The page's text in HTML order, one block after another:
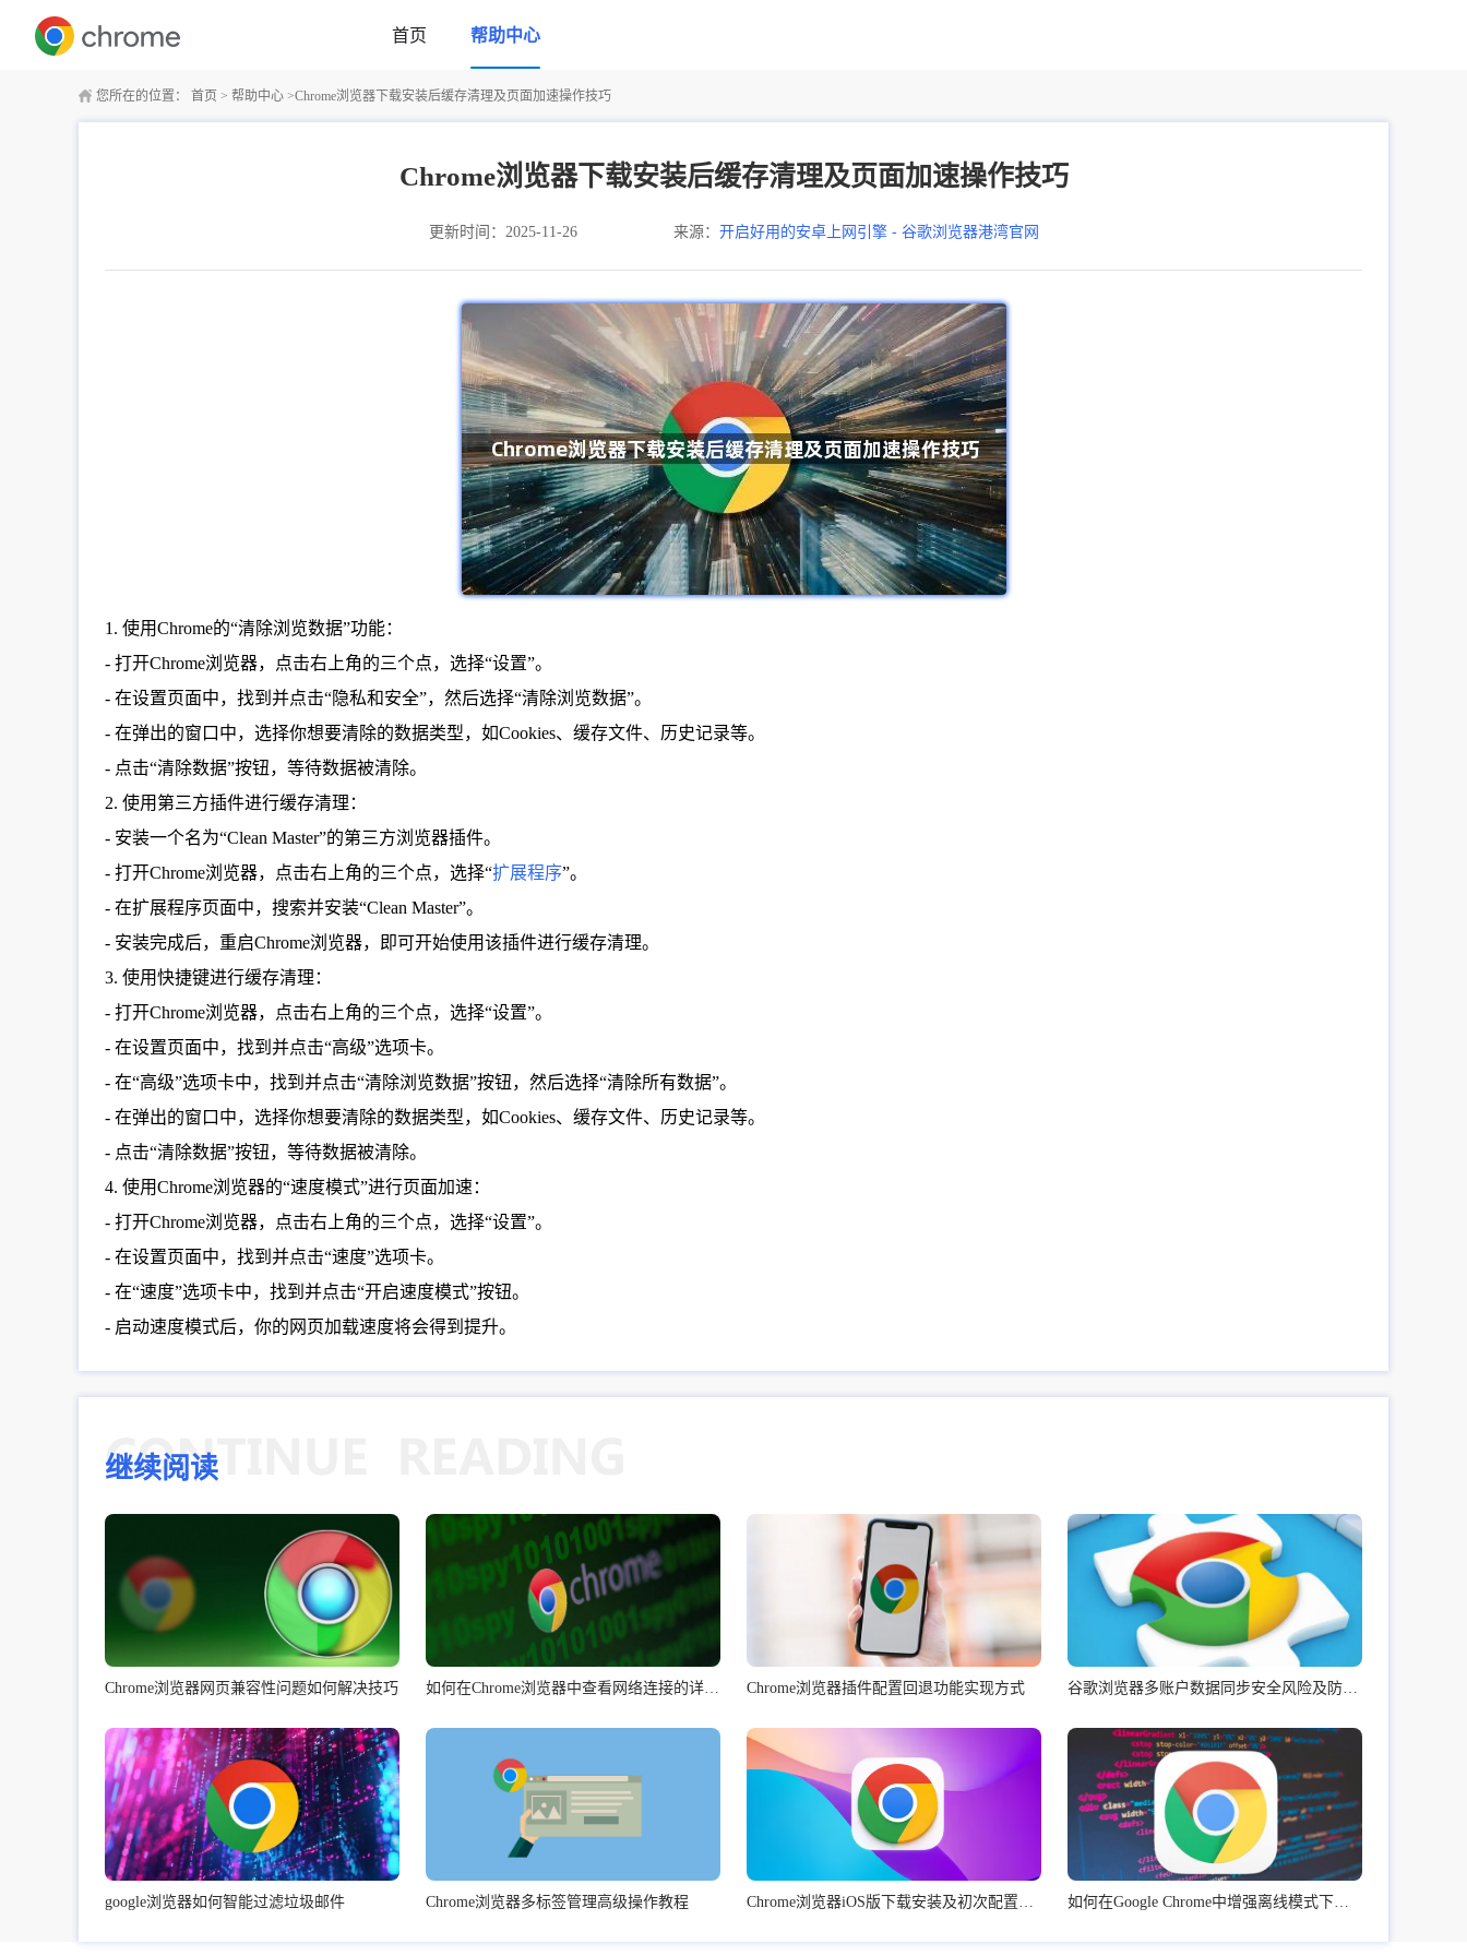
首页 帮助中心
您所在的位置： 首页 > 帮助中心 >Chrome浏览器下载安装后缓存清理及页面加速操作技巧
Chrome浏览器下载安装后缓存清理及页面加速操作技巧
更新时间：2025-11-26 来源： 开启好用的安卓上网引擎 - 谷歌浏览器港湾官网
1. 使用Chrome的“清除浏览数据”功能：
- 打开Chrome浏览器，点击右上角的三个点，选择“设置”。
- 在设置页面中，找到并点击“隐私和安全”，然后选择“清除浏览数据”。
- 在弹出的窗口中，选择你想要清除的数据类型，如Cookies、缓存文件、历史记录等。
- 点击“清除数据”按钮，等待数据被清除。
2. 使用第三方插件进行缓存清理：
- 安装一个名为“Clean Master”的第三方浏览器插件。
- 打开Chrome浏览器，点击右上角的三个点，选择“扩展程序”。
- 在扩展程序页面中，搜索并安装“Clean Master”。
- 安装完成后，重启Chrome浏览器，即可开始使用该插件进行缓存清理。
3. 使用快捷键进行缓存清理：
- 打开Chrome浏览器，点击右上角的三个点，选择“设置”。
- 在设置页面中，找到并点击“高级”选项卡。
- 在“高级”选项卡中，找到并点击“清除浏览数据”按钮，然后选择“清除所有数据”。
- 在弹出的窗口中，选择你想要清除的数据类型，如Cookies、缓存文件、历史记录等。
- 点击“清除数据”按钮，等待数据被清除。
4. 使用Chrome浏览器的“速度模式”进行页面加速：
- 打开Chrome浏览器，点击右上角的三个点，选择“设置”。
- 在设置页面中，找到并点击“速度”选项卡。
- 在“速度”选项卡中，找到并点击“开启速度模式”按钮。
- 启动速度模式后，你的网页加载速度将会得到提升。
继续阅读
Chrome浏览器网页兼容性问题如何解决技巧 如何在Chrome浏览器中查看网络连接的详细信息 Chrome浏览器插件配置回退功能实现方式 谷歌浏览器多账户数据同步安全风险及防范措施
google浏览器如何智能过滤垃圾邮件 Chrome浏览器多标签管理高级操作教程 Chrome浏览器iOS版下载安装及初次配置流程 如何在Google Chrome中增强离线模式下的网页体验